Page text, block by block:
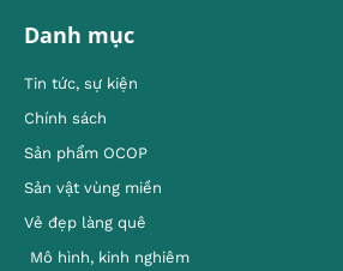
Danh mục
Tin tức, sự kiện
Chính sách
Sản phẩm OCOP
Sản vật vùng miền
Vẻ đẹp làng quê
Mô hình, kinh nghiêm